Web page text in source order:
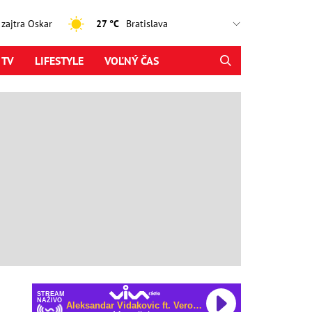
zajtra Oskar 27 °C
LIFESTYLE VOĽNÝ ČAS
STREAM
NAŽIVO
Aleksandar Vidakovic ft. VeronikaS